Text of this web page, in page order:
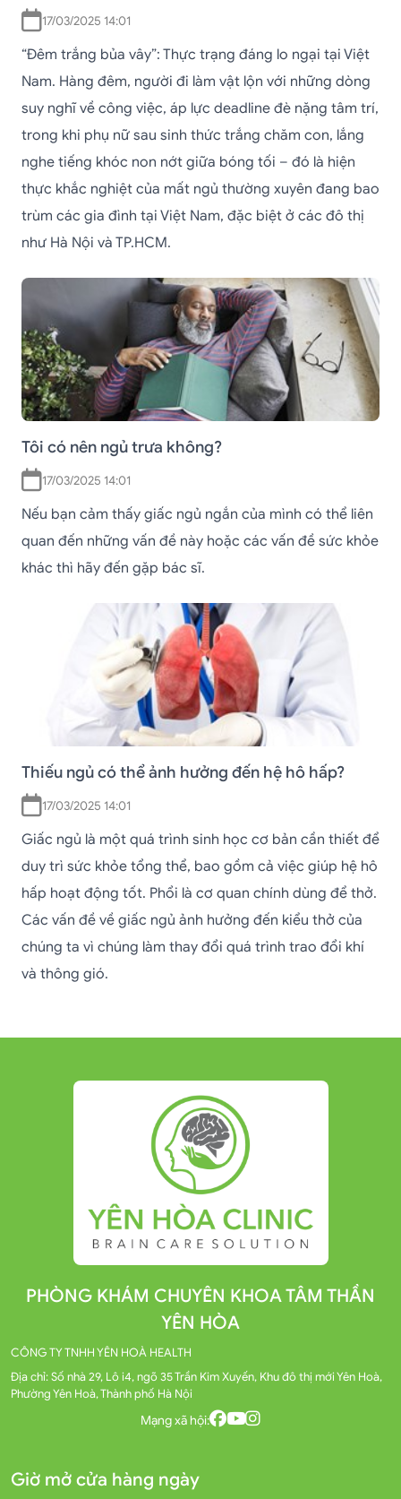
17/03/2025 14:01
“Đêm trắng bủa vây”: Thực trạng đáng lo ngại tại Việt
Nam. Hàng đêm, người đi làm vật lộn với những dòng
suy nghĩ về công việc, áp lực deadline đè nặng tâm trí,
trong khi phụ nữ sau sinh thức trắng chăm con, lắng
nghe tiếng khóc non nớt giữa bóng tối – đó là hiện
thực khắc nghiệt của mất ngủ thường xuyên đang bao
trùm các gia đình tại Việt Nam, đặc biệt ở các đô thị
như Hà Nội và TP.HCM.
Tôi có nên ngủ trưa không?
17/03/2025 14:01
Nếu bạn cảm thấy giấc ngủ ngắn của mình có thể liên
quan đến những vấn đề này hoặc các vấn đề sức khỏe
khác thì hãy đến gặp bác sĩ.
Thiếu ngủ có thể ảnh hưởng đến hệ hô hấp?
17/03/2025 14:01
Giấc ngủ là một quá trình sinh học cơ bản cần thiết để
duy trì sức khỏe tổng thể, bao gồm cả việc giúp hệ hô
hấp hoạt động tốt. Phổi là cơ quan chính dùng để thở.
Các vấn đề về giấc ngủ ảnh hưởng đến kiểu thở của
chúng ta vì chúng làm thay đổi quá trình trao đổi khí
và thông gió.
PHÒNG KHÁM CHUYÊN KHOA TÂM THẦN
YÊN HÒA
CÔNG TY TNHH YÊN HOÀ HEALTH
Địa chỉ: Số nhà 29, Lô i4, ngõ 35 Trần Kim Xuyến, Khu đô thị mới Yên Hoà,
Phường Yên Hoà, Thành phố Hà Nội
Mạng xã hội:
Giờ mở cửa hàng ngày